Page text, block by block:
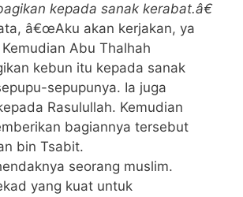
kepada sanak kerabat.â€
â€œAku akan kerjakan, ya
Kemudian Abu Thalhah
kebun itu kepada sanak
sepupunya. Ia juga
Rasulullah. Kemudian
bagiannya tersebut
bin Tsabit.
seorang muslim.
yang kuat untuk